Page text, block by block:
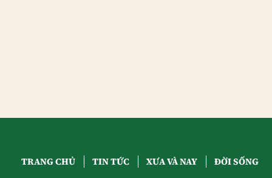
TRANG CHỦ TIN TỨC XƯA VÀ NAY ĐỜI SỐNG